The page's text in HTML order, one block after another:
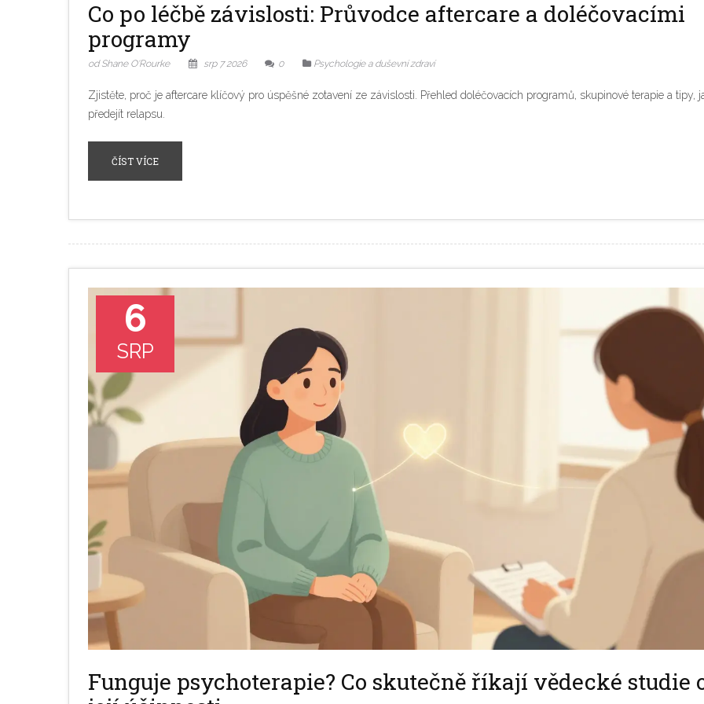
Co po léčbě závislosti: Průvodce aftercare a doléčovacími
programy
od Shane O'Rourke srp 7 2026 0 Psychologie a duševní zdraví
Zjistěte, proč je aftercare klíčový pro úspěšné zotavení ze závislosti. Přehled doléčovacích programů, skupinové terapie a tipy,
předejít relapsu.
ČÍST VÍCE
6
SRP
Funguje psychoterapie? Co skutečně říkají vědecké studie